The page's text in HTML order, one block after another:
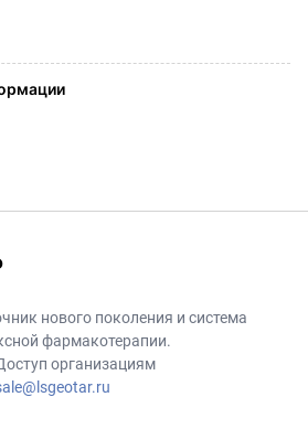
нового поколения и система
фармакотерапии.
организациям